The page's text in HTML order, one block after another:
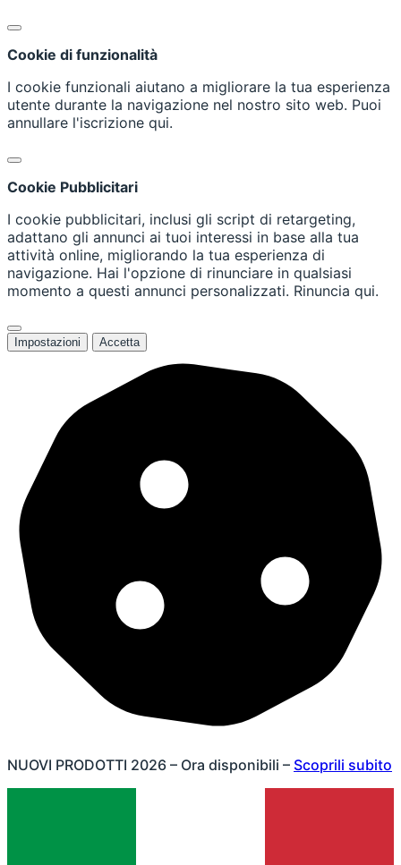
Cookie di funzionalità
I cookie funzionali aiutano a migliorare la tua esperienza
utente durante la navigazione nel nostro sito web. Puoi
annullare l'iscrizione qui.
Cookie Pubblicitari
I cookie pubblicitari, inclusi gli script di retargeting,
adattano gli annunci ai tuoi interessi in base alla tua
attività online, migliorando la tua esperienza di
navigazione. Hai l'opzione di rinunciare in qualsiasi
momento a questi annunci personalizzati. Rinuncia qui.
Impostazioni Accetta
NUOVI PRODOTTI 2026 – Ora disponibili – Scoprili subito